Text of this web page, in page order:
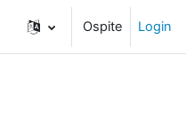
Ospite Login